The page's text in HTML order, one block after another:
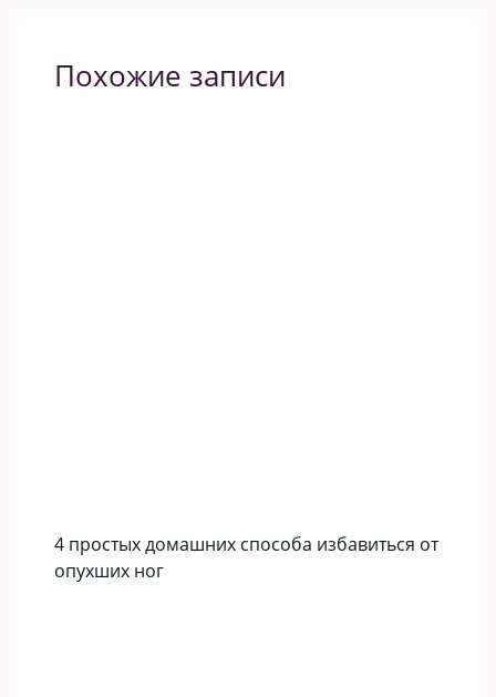
Похожие записи
4 простых домашних способа избавиться от
опухших ног